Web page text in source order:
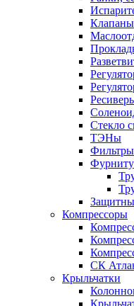
Клапаны
Стекло
ТЭНы
Фильтры
Компрессоры
СК
Крыльчатки